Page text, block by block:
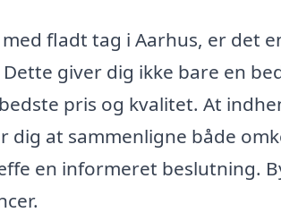
fladt tag i Aarhus, er det
giver dig ikke bare en
pris og kvalitet. At
at sammenligne både
en informeret beslutning.